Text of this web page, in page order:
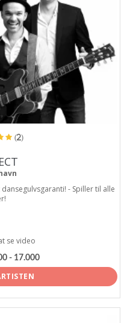
(2)
- Spiller til alle
se video
- 17.000